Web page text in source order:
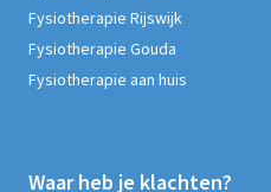
Fysiotherapie Rijswijk
Fysiotherapie Gouda
Fysiotherapie aan huis
Waar heb je klachten?